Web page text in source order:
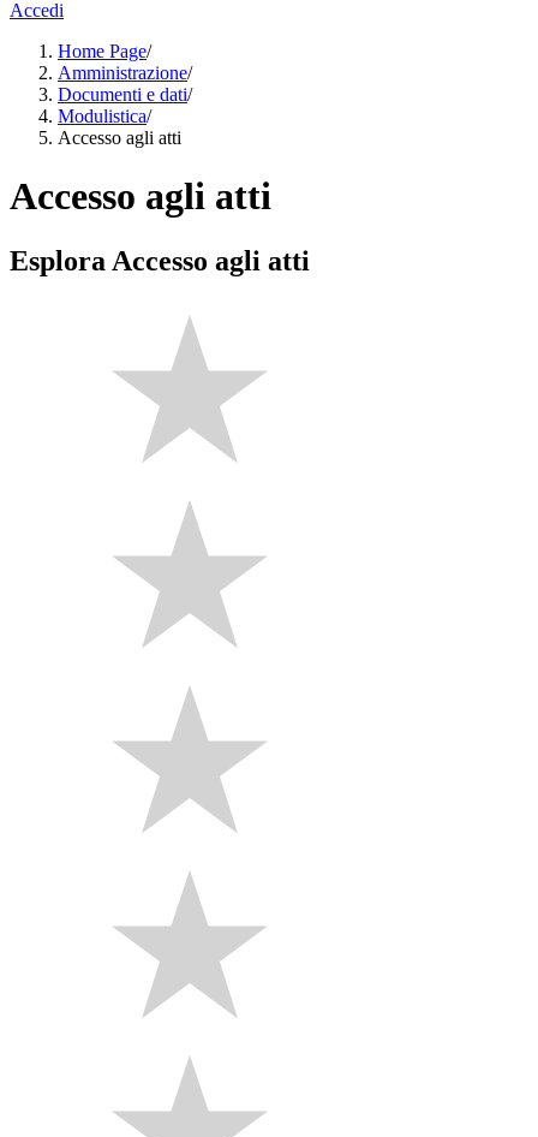
Accedi
Home Page/
Amministrazione/
Documenti e dati/
Modulistica/
Accesso agli atti
Accesso agli atti
Esplora Accesso agli atti